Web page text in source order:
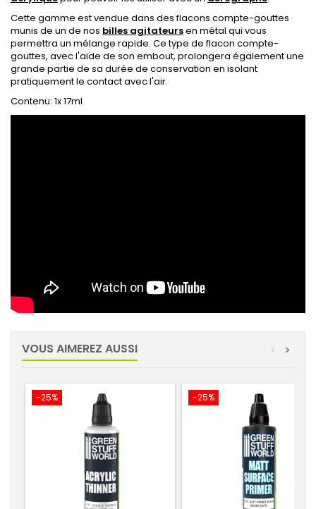
Cette gamme est vendue dans des flacons compte-gouttes
munis de un de nos billes agitateursen métal qui vous
permettra un mélange rapide. Ce type de flacon compte-
gouttes, avec l'aide de son embout, prolongera également une
grande partie de sa durée de conservation en isolant
pratiquement le contact avec l'air.
Contenu: 1x 17ml
VOUS AIMEREZ AUSSI >
<
-25% -25%